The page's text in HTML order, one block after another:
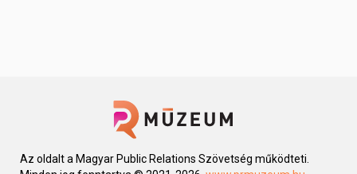
Az oldalt a Magyar Public Relations Szövetség működteti.